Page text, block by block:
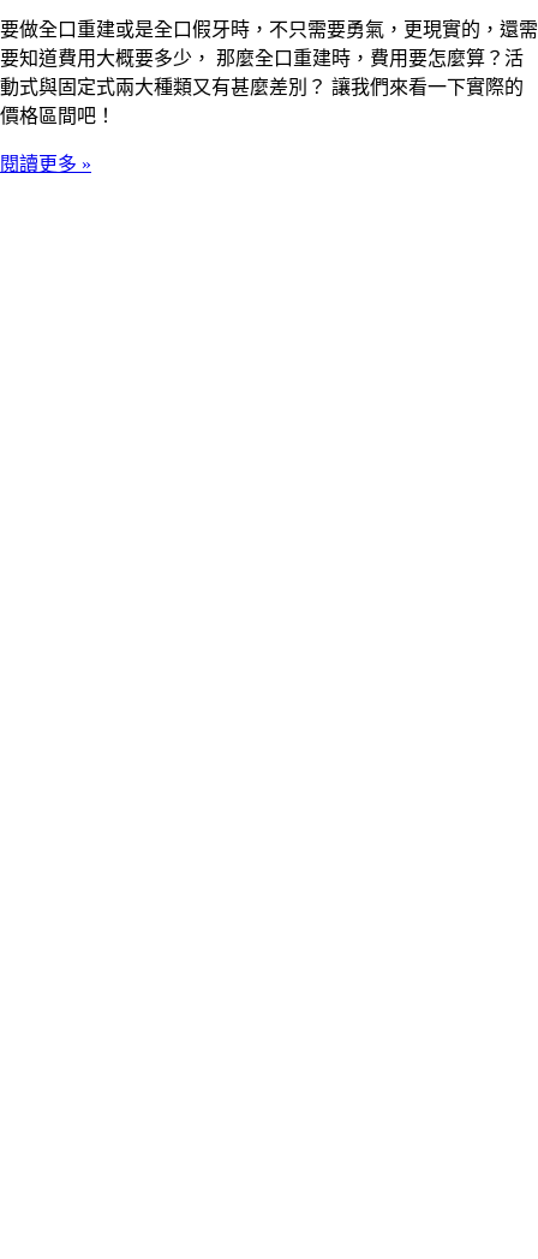
要做全口重建或是全口假牙時，不只需要勇氣，更現實的，還需
要知道費用大概要多少， 那麼全口重建時，費用要怎麼算？活
動式與固定式兩大種類又有甚麼差別？ 讓我們來看一下實際的
價格區間吧！
閱讀更多 »